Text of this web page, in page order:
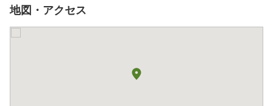
地図・アクセス